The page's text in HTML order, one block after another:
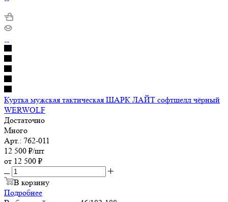
Куртка мужская тактическая ШАРК ЛАЙТ софтшелл чёрный
WERWOLF
Достаточно
Много
Арт.: 762-011
12 500 ₽/шт
от 12 500 ₽
В корзину
Подробнее